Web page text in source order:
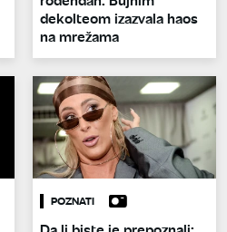
dekolteom izazvala haos
na mrežama
POZNATI